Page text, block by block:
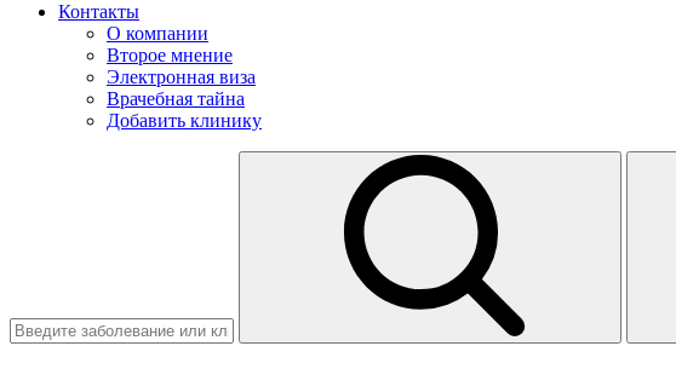
Контакты
О компании
Второе мнение
Электронная виза
Врачебная тайна
Добавить клинику